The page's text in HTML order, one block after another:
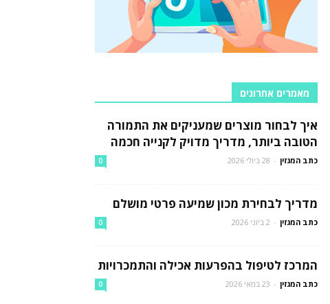
מאמרים אחרונים
איך לבחור מוצרים שמעניקים את התמורה
הטובה ביותר, מדריך מדויק לקנייה חכמה
כתב המגזין - 28 ביולי 2026 0
מדריך לבחירת מכון שמיעה פרטי מושלם
כתב המגזין - 2 ביוני 2026 0
המרכז לטיפול בהפרעות אכילה והתמכרויות
כתב המגזין - 23 במאי 2026 0